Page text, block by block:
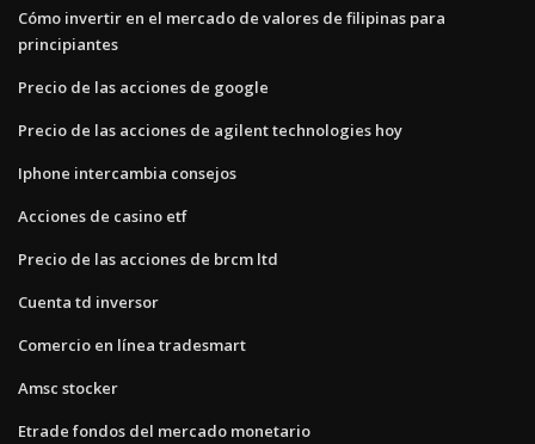
Cómo invertir en el mercado de valores de filipinas para
principiantes
Precio de las acciones de google
Precio de las acciones de agilent technologies hoy
Iphone intercambia consejos
Acciones de casino etf
Precio de las acciones de brcm ltd
Cuenta td inversor
Comercio en línea tradesmart
Amsc stocker
Etrade fondos del mercado monetario